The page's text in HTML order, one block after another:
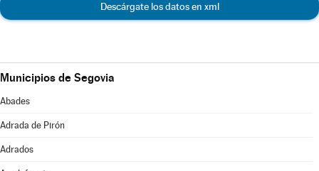
Descárgate los datos en xml
Municipios de Segovia
Abades
Adrada de Pirón
Adrados